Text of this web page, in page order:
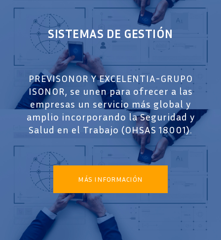
SISTEMAS DE GESTIÓN
PREVISONOR Y EXCELENTIA-GRUPO
ISONOR, se unen para ofrecer a las
empresas un servicio más global y
amplio incorporando la Seguridad y
Salud en el Trabajo (OHSAS 18001).
MÁS INFORMACIÓN